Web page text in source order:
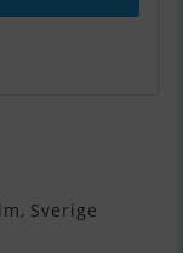
Sverige